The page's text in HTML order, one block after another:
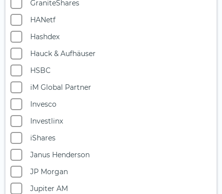
GraniteShares
HANetf
Hashdex
Hauck & Aufhäuser
HSBC
iM Global Partner
Invesco
Investlinx
iShares
Janus Henderson
JP Morgan
Jupiter AM